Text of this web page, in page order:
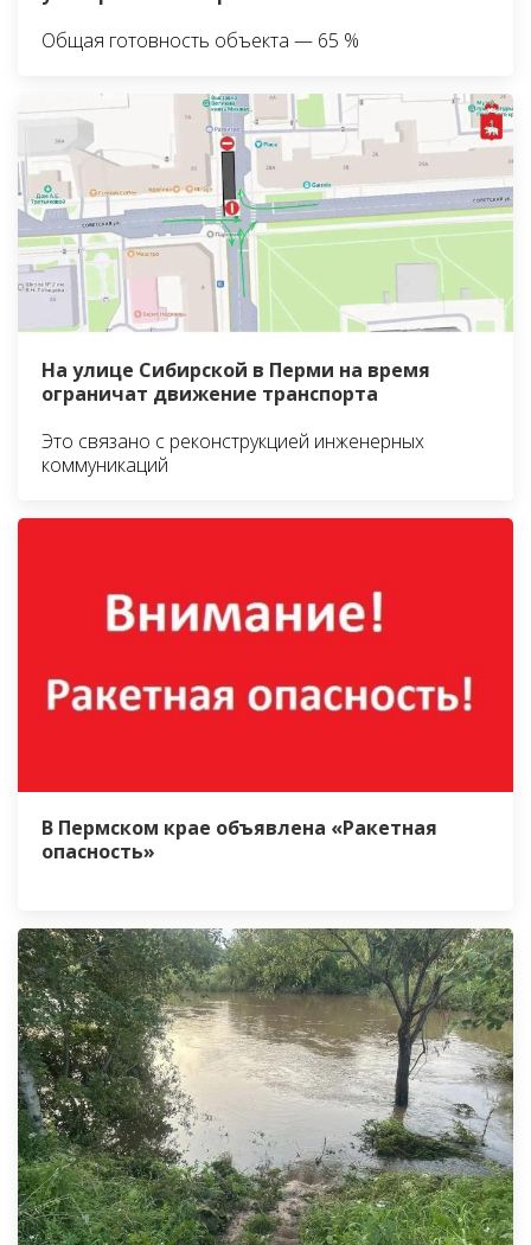
Общая готовность объекта — 65 %
На улице Сибирской в Перми на время
ограничат движение транспорта
Это связано с реконструкцией инженерных
коммуникаций
В Пермском крае объявлена «Ракетная
опасность»